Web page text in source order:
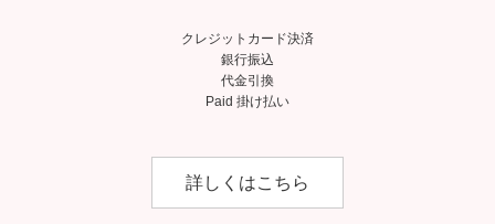
クレジットカード決済
銀行振込
代金引換
Paid 掛け払い
詳しくはこちら